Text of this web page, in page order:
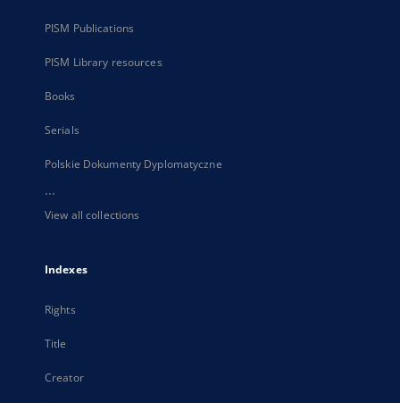
PISM Publications
PISM Library resources
Books
Serials
Polskie Dokumenty Dyplomatyczne
...
View all collections
Indexes
Rights
Title
Creator